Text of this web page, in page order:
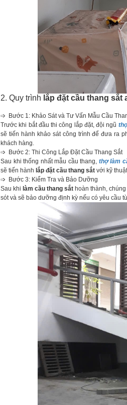
2. Quy trình lắp đặt cầu thang sắt
➩ Bước 1: Khảo Sát và Tư Vấn Mẫu Cầu
Trước khi bắt đầu thi công lắp đặt, đội ngũ
sẽ tiến hành khảo sát công trình để đưa ra
khách hàng.
➩ Bước 2: Thi Công Lắp Đặt Cầu Thang Sắt
Sau khi thống nhất mẫu cầu thang, thợ làm
sẽ tiến hành lắp đặt cầu thang sắt với kỹ
➩ Bước 3: Kiểm Tra và Bảo Dưỡng
Sau khi làm cầu thang sắt hoàn thành,
sót và sẽ bảo dưỡng định kỳ nếu có yêu cầu